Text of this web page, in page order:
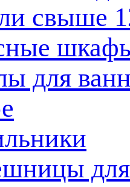
свыше
для